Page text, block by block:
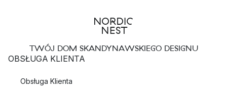
TWÓJ DOM SKANDYNAWSKIEGO DESIGNU
OBSŁUGA KLIENTA
Obsługa Klienta